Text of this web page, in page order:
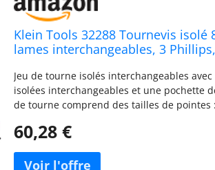
Klein Tools 32288 Tournevis isolé
lames interchangeables, 3
Jeu de tourne isolés interchangeables
isolées interchangeables et une pochette
de tourne comprend des tailles de pointes
carré #2 et un 3/16" fendue. Libérez
verrouillage Lames interchangeables avec
60,28 €